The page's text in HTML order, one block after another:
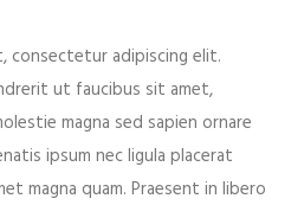
consectetur adipiscing elit.
ut faucibus sit amet,
magna sed sapien ornare
ipsum nec ligula placerat
magna quam. Praesent in libero